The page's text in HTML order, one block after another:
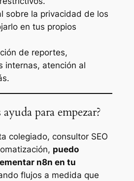
sobre la privacidad de los
en tus propios
de reportes,
internas, atención al
ayuda para empezar?
colegiado, consultor SEO
puedo
n8n en tu
flujos a medida que